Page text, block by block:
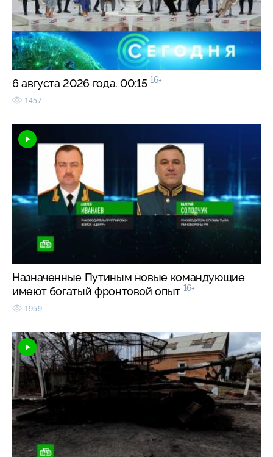
6 августа 2026 года. 00:15 16+
1457
Назначенные Путиным новые командующие
имеют богатый фронтовой опыт 16+
1959